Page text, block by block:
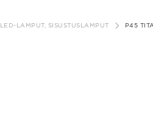
LED-LAMPUT, SISUSTUSLAMPUT P45